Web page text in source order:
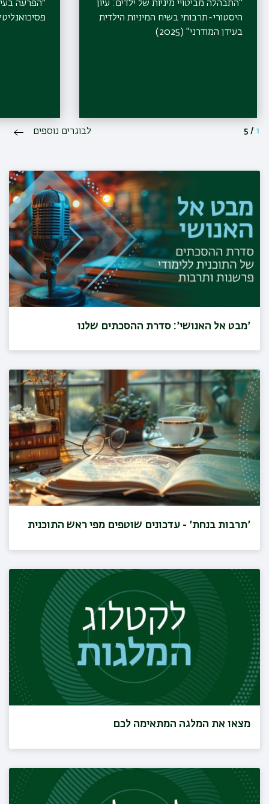
"התבהלה מביטויי מיניות של ילדים: עיון
היסטורי-תרבותי בשיח המיניות הילדית
בעידן המודרני" (2025)
״הפרעה
פסיכואנליטי,
1
/
5 לבוגרים נוספים
׳מבט אל האנושי׳: סדרת ההסכתים שלנו
׳תרבות בנחת׳ - עדכונים שוטפים מפי ראש התוכנית
מצאו את המלגה המתאימה לכם